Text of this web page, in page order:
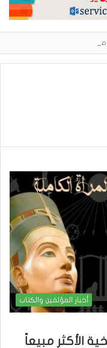
أخبار المؤلفين والكتاب
الأكثر مبيعاً